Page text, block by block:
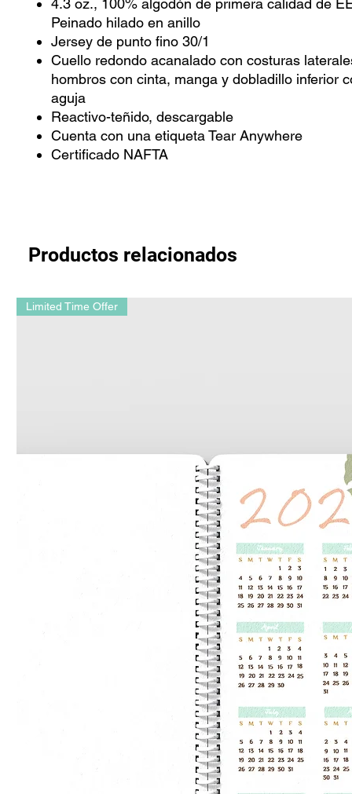
4.3 oz., 100% algodón de primera calidad de
Peinado hilado en anillo
Jersey de punto fino 30/1
Cuello redondo acanalado con costuras
hombros con cinta, manga y dobladillo inferior
aguja
Reactivo-teñido, descargable
Cuenta con una etiqueta Tear Anywhere
Certificado NAFTA
Productos relacionados
Limited Time Offer